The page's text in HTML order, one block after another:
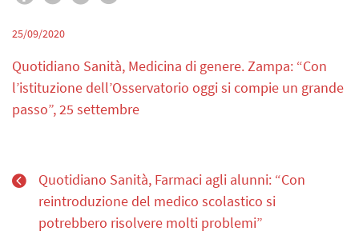
25/09/2020
Quotidiano Sanità, Medicina di genere. Zampa: “Con
l’istituzione dell’Osservatorio oggi si compie un grande
passo”, 25 settembre
Quotidiano Sanità, Farmaci agli alunni: “Con
reintroduzione del medico scolastico si
potrebbero risolvere molti problemi”